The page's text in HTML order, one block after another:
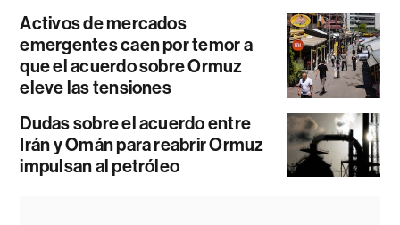
Activos de mercados
emergentes caen por temor a
que el acuerdo sobre Ormuz
eleve las tensiones
Dudas sobre el acuerdo entre
Irán y Omán para reabrir Ormuz
impulsan al petróleo